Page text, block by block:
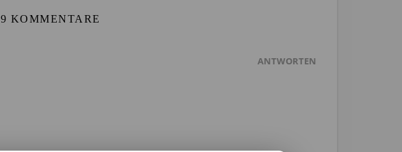
9 KOMMENTARE
ANTWORTEN